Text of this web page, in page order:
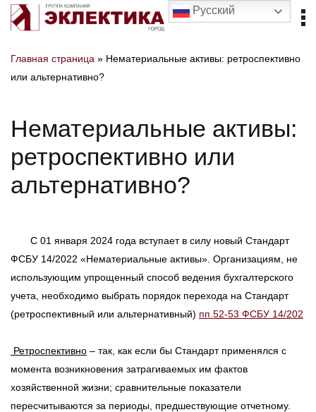
Главная страница » Нематериальные активы: ретроспективно
или альтернативно?
Нематериальные активы:
ретроспективно или
альтернативно?
C 01 января 2024 года вступает в силу новый Стандарт
ФСБУ 14/2022 «Нематериальные активы». Организациям, не
использующим упрощенный способ ведения бухгалтерского
учета, необходимо выбрать порядок перехода на Стандарт
(ретроспективный или альтернативный) пп.52-53 ФСБУ 14/202
Ретроспективно – так, как если бы Стандарт применялся с
момента возникновения затрагиваемых им фактов
хозяйственной жизни; сравнительные показатели
пересчитываются за периоды, предшествующие отчетному.
Русский